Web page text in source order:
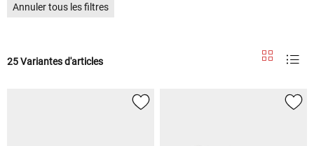
Annuler tous les filtres
25 Variantes d'articles